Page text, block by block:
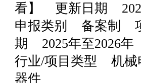
看】 更新日期
申报类别 备案制
期 2025年至2026年
行业/项目类型 机械
器件